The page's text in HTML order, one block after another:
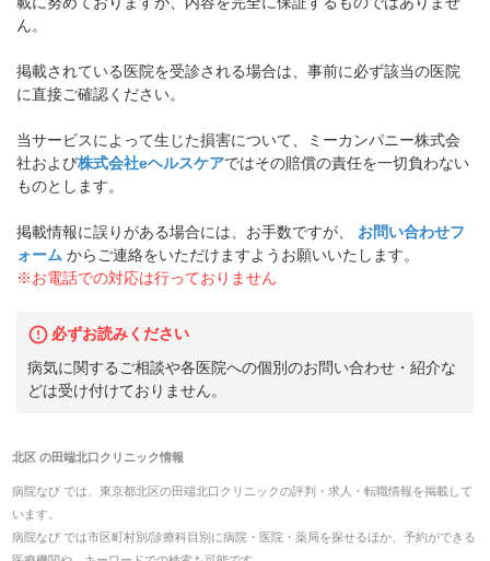
ん。
掲載されている医院を受診される場合は、事前に必ず該当の医院
に直接ご確認ください。
当サービスによって生じた損害について、ミーカンパニー株式会
社および株式会社eヘルスケアではその賠償の責任を一切負わない
ものとします。
掲載情報に誤りがある場合には、お手数ですが、
お問い合わせフ
ォーム からご連絡をいただけますようお願いいたします。
※お電話での対応は行っておりません
必ずお読みください
病気に関するご相談や各医院への個別のお問い合わせ・紹介な
どは受け付けておりません。
北区の田端北口クリニック情報
病院なび では、 東京都北区の田端北口クリニックの評判・求人・転職情報を掲載して
います。
病院なび では市区町村別/診療科目別に病院・医院・薬局を探せるほか、予約ができる